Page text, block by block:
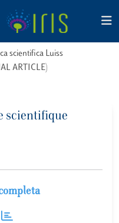
scientifica Luiss
ARTICLE)
scientifique